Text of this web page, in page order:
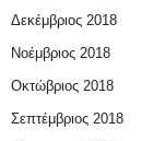
Δεκέμβριος 2018
Νοέμβριος 2018
Οκτώβριος 2018
Σεπτέμβριος 2018